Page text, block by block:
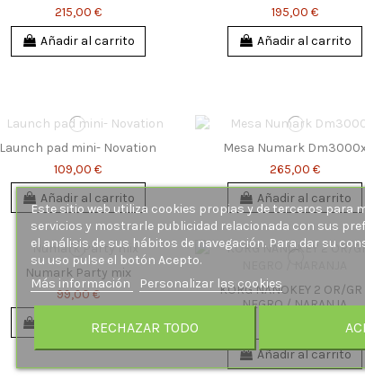
215,00 €
Añadir al carrito
195,00 €
Añadir al carrito
Launch pad mini- Novation
109,00 €
Añadir al carrito
Mesa Numark
265,00 €
Añadir al carrito
Numark Party mix
99,00 €
Añadir al carrito
KORG NANOKEY 2 OR/GR
NEGRO / NARANJA
Añadir al carrito
Este sitio web utiliza cookies propias y de terceros para
servicios y mostrarle publicidad relacionada con sus
el análisis de sus hábitos de navegación. Para dar su
su uso pulse el botón Acepto.
Más información
Personalizar las cookies
RECHAZAR TODO